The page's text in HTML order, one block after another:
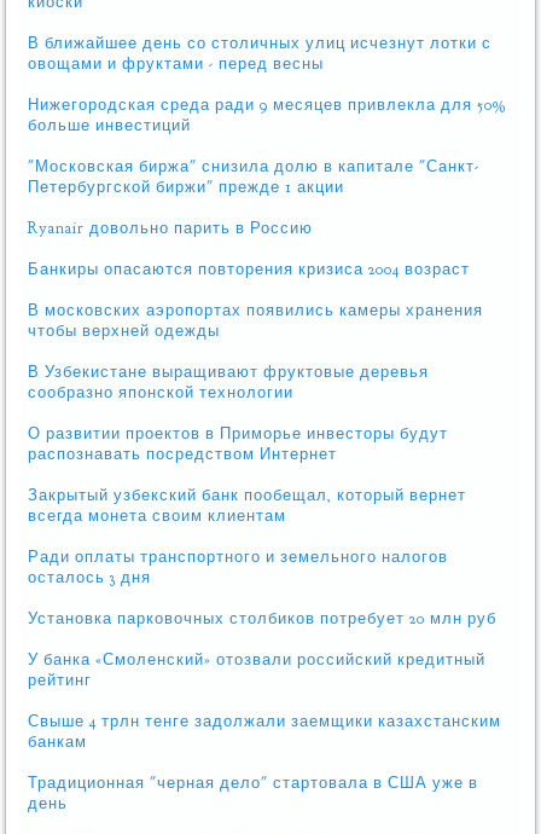
В ближайшее день со столичных улиц исчезнут лотки с
овощами и фруктами - перед весны
Нижегородская среда ради 9 месяцев привлекла для 50%
больше инвестиций
"Московская биржа" снизила долю в капитале "Санкт-
Петербургской биржи" прежде 1 акции
Ryanair довольно парить в Россию
Банкиры опасаются повторения кризиса 2004 возраст
В московских аэропортах появились камеры хранения
чтобы верхней одежды
В Узбекистане выращивают фруктовые деревья
сообразно японской технологии
О развитии проектов в Приморье инвесторы будут
распознавать посредством Интернет
Закрытый узбекский банк пообещал, который вернет
всегда монета своим клиентам
Ради оплаты транспортного и земельного налогов
осталось 3 дня
Установка парковочных столбиков потребует 20 млн руб
У банка «Смоленский» отозвали российский кредитный
рейтинг
Свыше 4 трлн тенге задолжали заемщики казахстанским
банкам
Традиционная "черная дело" стартовала в США уже в
день